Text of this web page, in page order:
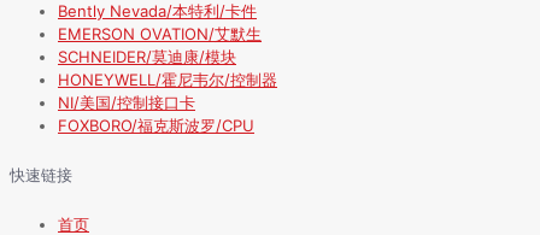
Bently Nevada/本特利/卡件
EMERSON OVATION/艾默生
SCHNEIDER/莫迪康/模块
HONEYWELL/霍尼韦尔/控制器
NI/美国/控制接口卡
FOXBORO/福克斯波罗/CPU
快速链接
首页